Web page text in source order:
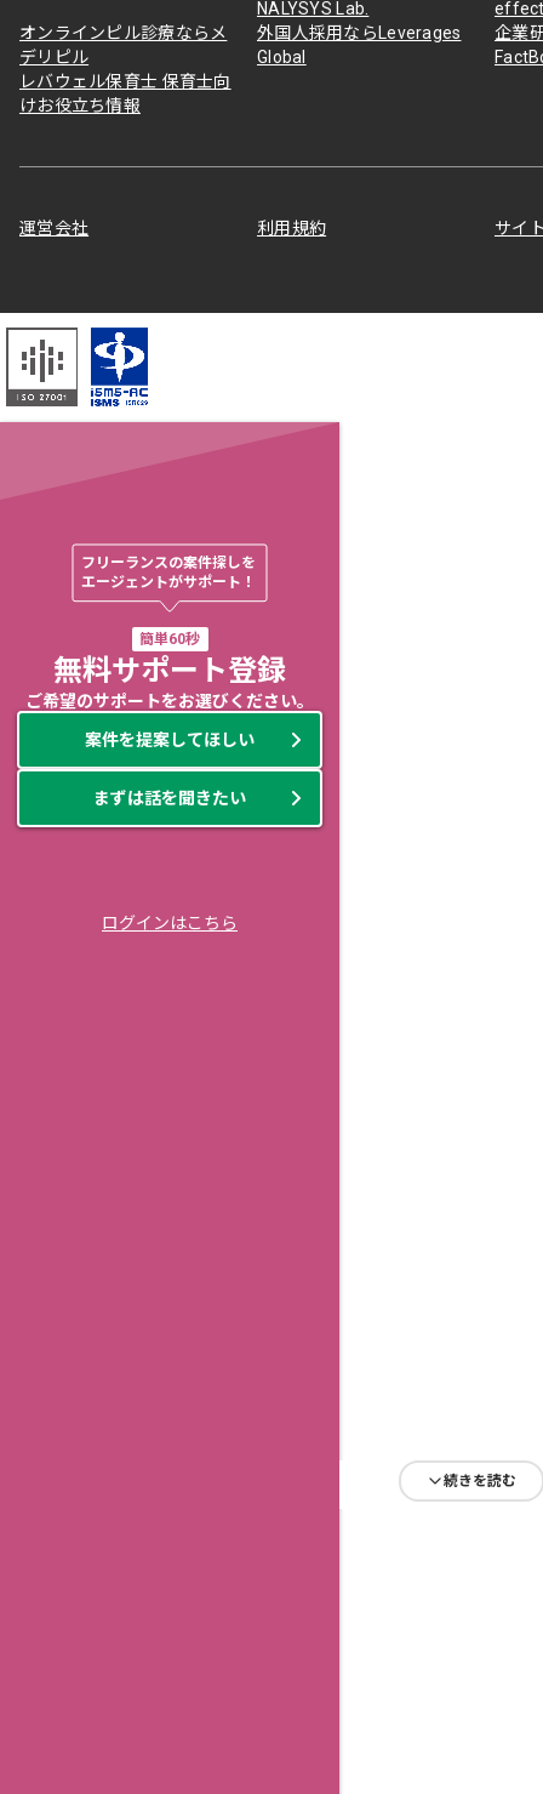
続きを読む
続きを読む
続きを読む
続きを読む
続きを読む
続きを読む
続きを読む
続きを読む
続きを読む
続きを読む
続きを読む
続きを読む
続きを読む
続きを読む
続きを読む
続きを読む
続きを読む
続きを読む
続きを読む
続きを読む
NALYSYS Lab.
オンラインピル診療ならメ
デリピル
外国人採用ならLeverages
Global
企業
レバウェル保育士 保育士向
けお役立ち情報
運営会社 利用規約 サイ
フリーランスの案件探しを
エージェントがサポート！
簡単60秒
無料サポート登録
ご希望のサポートをお選びください。
案件を提案してほしい
まずは話を聞きたい
ログインはこちら